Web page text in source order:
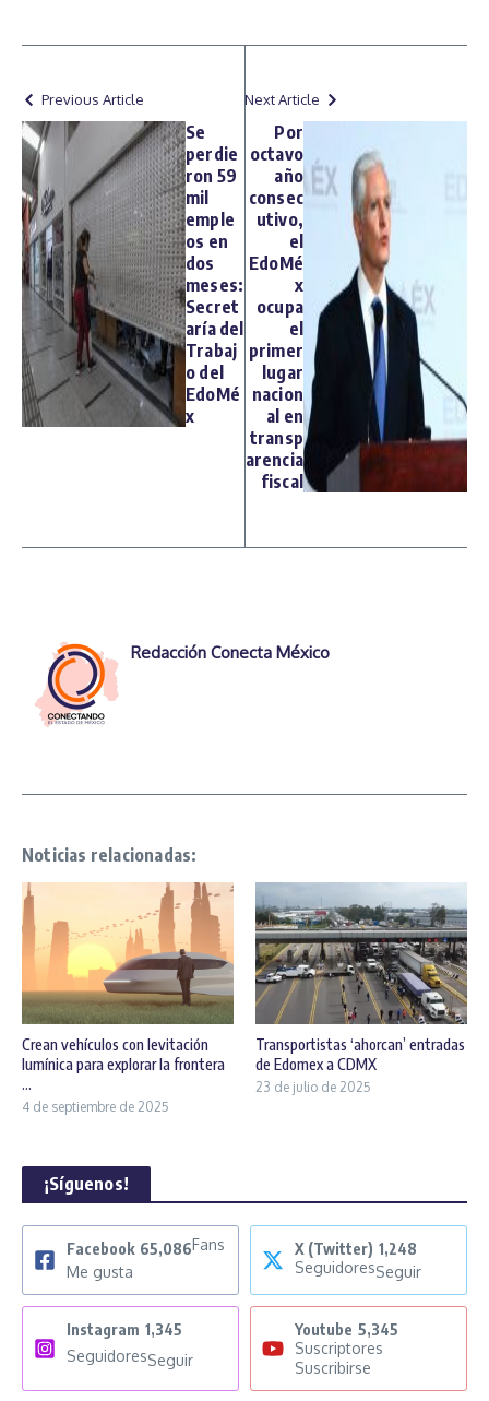
Previous Article
Se
perdie
ron 59
mil
emple
os en
dos
meses:
Secret
aría del
Trabaj
o del
EdoMé
x
Next Article
Por
octavo
año
consec
utivo,
el
EdoMé
x
ocupa
el
primer
lugar
nacion
al en
transp
arencia
fiscal
Redacción Conecta México
Noticias relacionadas:
Crean vehículos con levitación
lumínica para explorar la frontera
...
4 de septiembre de 2025
Transportistas ‘ahorcan’ entradas
de Edomex a CDMX
23 de julio de 2025
¡Síguenos!
Facebook 65,086Fans
Me gusta
X (Twitter) 1,248
SeguidoresSeguir
Instagram 1,345
SeguidoresSeguir
Youtube 5,345
Suscriptores
Suscribirse